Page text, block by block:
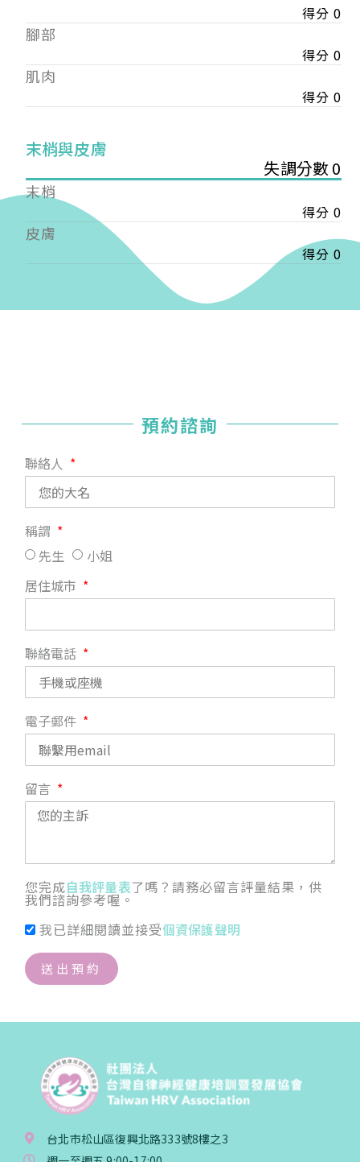
得分 0
腳部
得分 0
肌肉
得分 0
末梢與皮膚
失調分數 0
末梢
得分 0
皮膚
得分 0
預約諮詢
聯絡人
稱謂
先生
小姐
居住城市
聯絡電話
電子郵件
留言
您完成自我評量表了嗎？請務必留言評量結果，供
我們諮詢參考喔。
我已詳細閱讀並接受個資保護聲明
送出預約
台北市松山區復興北路333號8樓之3
【會費】
入會費新臺幣1200元，於會員入會時繳納；常年會
費1200元，於每年度繳納。
入會費新臺幣3000元，於會員入會時繳納；常年會
費3000元，於每年度繳納。
戶名: 社團法人台灣自律神經健康培訓暨發展協會
帳號: 003-03-501566-2
銀行: (013) 國泰世華 南京東路分行